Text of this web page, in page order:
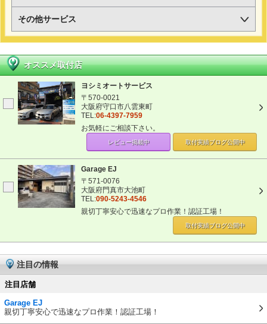
その他サービス
オススメ取付店
ヨシミオートサービス
〒570-0021
大阪府守口市八雲東町
TEL:06-4397-7959
お気軽にご相談下さい。
レビュー掲載中 取付実績ブログ公開中
Garage EJ
〒571-0076
大阪府門真市大池町
TEL:090-5243-4546
親切丁寧安心で迅速なプロ作業！認証工場！
取付実績ブログ公開中
注目の情報
注目店舗
Garage EJ
親切丁寧安心で迅速なプロ作業！認証工場！